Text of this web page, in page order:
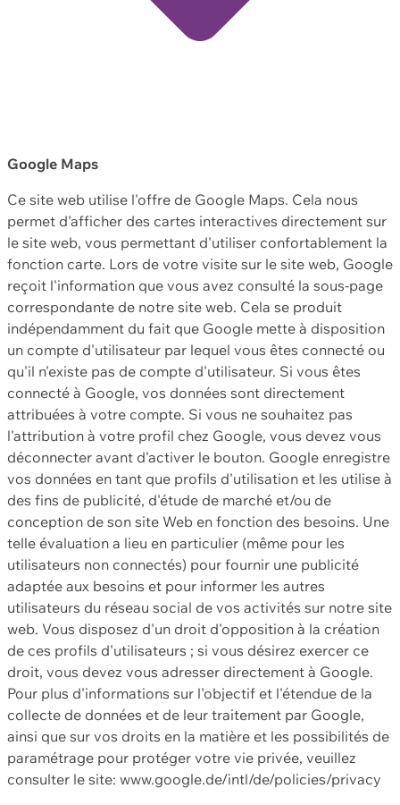
Google Maps
Ce site web utilise l'offre de Google Maps. Cela nous
permet d'afficher des cartes interactives directement sur
le site web, vous permettant d'utiliser confortablement la
fonction carte. Lors de votre visite sur le site web, Google
reçoit l'information que vous avez consulté la sous-page
correspondante de notre site web. Cela se produit
indépendamment du fait que Google mette à disposition
un compte d'utilisateur par lequel vous êtes connecté ou
qu'il n'existe pas de compte d'utilisateur. Si vous êtes
connecté à Google, vos données sont directement
attribuées à votre compte. Si vous ne souhaitez pas
l'attribution à votre profil chez Google, vous devez vous
déconnecter avant d'activer le bouton. Google enregistre
vos données en tant que profils d'utilisation et les utilise à
des fins de publicité, d'étude de marché et/ou de
conception de son site Web en fonction des besoins. Une
telle évaluation a lieu en particulier (même pour les
utilisateurs non connectés) pour fournir une publicité
adaptée aux besoins et pour informer les autres
utilisateurs du réseau social de vos activités sur notre site
web. Vous disposez d'un droit d'opposition à la création
de ces profils d'utilisateurs ; si vous désirez exercer ce
droit, vous devez vous adresser directement à Google.
Pour plus d'informations sur l'objectif et l'étendue de la
collecte de données et de leur traitement par Google,
ainsi que sur vos droits en la matière et les possibilités de
paramétrage pour protéger votre vie privée, veuillez
consulter le site: www.google.de/intl/de/policies/privacy